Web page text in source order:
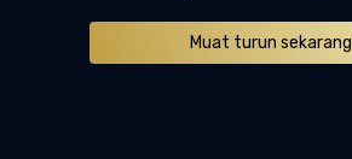
Muat turun sekarang